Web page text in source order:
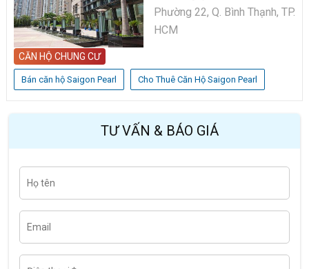
Phường 22, Q. Bình Thạnh, TP.
HCM
CĂN HỘ CHUNG CƯ
Bán căn hộ Saigon Pearl Cho Thuê Căn Hộ Saigon Pearl
TƯ VẤN & BÁO GIÁ
H
n
E
lĐ